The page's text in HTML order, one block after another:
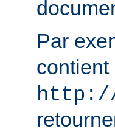
Par
contient
http://